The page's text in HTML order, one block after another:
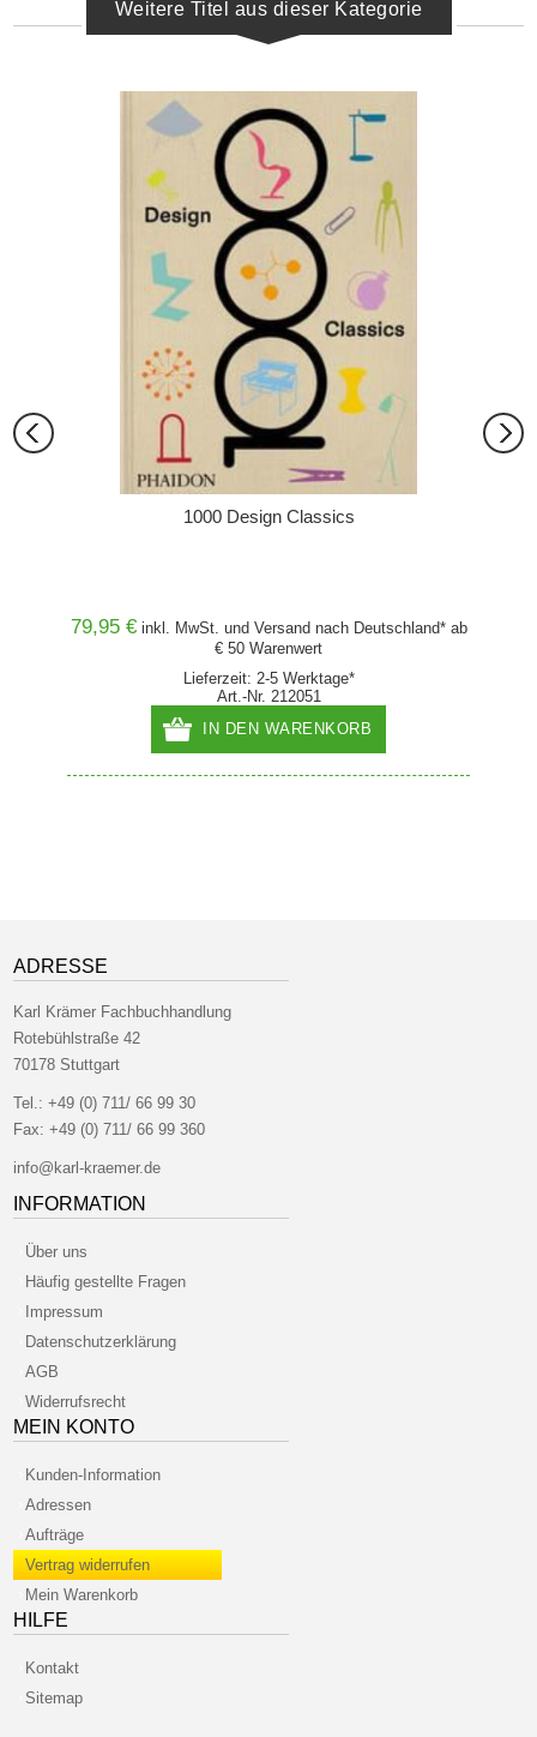
Weitere Titel aus dieser Kategorie
1000 Design Classics
79,95 € inkl. MwSt. und Versandnach Deutschland* ab
€ 50 Warenwert
Lieferzeit: 2-5 Werktage*
Art.-Nr. 212051
IN DEN WARENKORB
ADRESSE
Karl Krämer Fachbuchhandlung
Rotebühlstraße 42
70178 Stuttgart
Tel.:+49 (0) 711/ 66 99 30
Fax: +49 (0) 711/ 66 99 360
info@karl-kraemer.de
INFORMATION
Über uns
Häufig gestellte Fragen
Impressum
Datenschutzerklärung
AGB
Widerrufsrecht
MEIN KONTO
Kunden-Information
Adressen
Aufträge
Vertrag widerrufen
Mein Warenkorb
HILFE
Kontakt
Sitemap